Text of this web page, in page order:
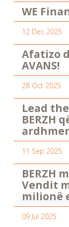
WE
12 Dec 2025
Afatizo
AVANS!
28 Oct 2025
Lead
BERZH
11 Sep 2025
BERZH
Vendit
milionë
09 Jul 2025